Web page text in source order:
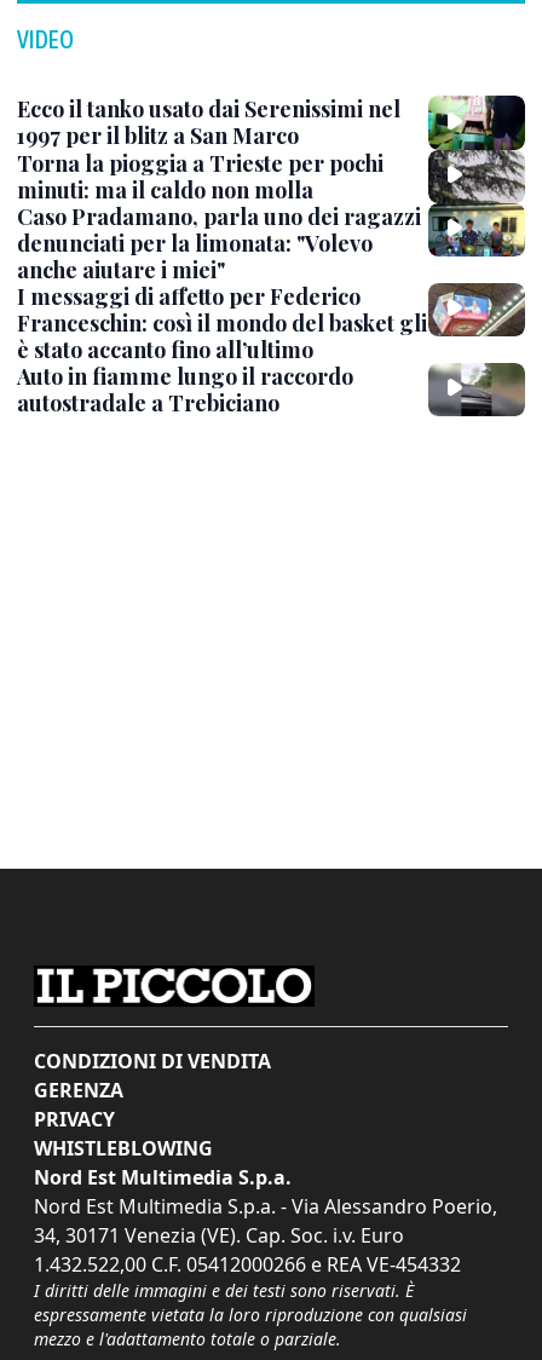
VIDEO
Ecco il tanko usato dai Serenissimi nel
1997 per il blitz a San Marco
Torna la pioggia a Trieste per pochi
minuti: ma il caldo non molla
Caso Pradamano, parla uno dei ragazzi
denunciati per la limonata: "Volevo
anche aiutare i miei"
I messaggi di affetto per Federico
Franceschin: così il mondo del basket gli
è stato accanto fino all’ultimo
Auto in fiamme lungo il raccordo
autostradale a Trebiciano
CONDIZIONI DI VENDITA
GERENZA
PRIVACY
WHISTLEBLOWING
Nord Est Multimedia S.p.a.
Nord Est Multimedia S.p.a. - Via Alessandro Poerio,
34, 30171 Venezia (VE). Cap. Soc. i.v. Euro
1.432.522,00 C.F. 05412000266 e REA VE-454332
I diritti delle immagini e dei testi sono riservati. È
espressamente vietata la loro riproduzione con qualsiasi
mezzo e l'adattamento totale o parziale.